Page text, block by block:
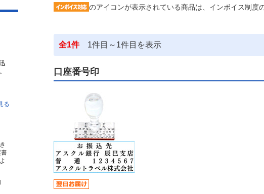
る
のアイコンが表示されている商品は、インボイス制度
全1件 1件目～ 1件目を表示
口座番号印